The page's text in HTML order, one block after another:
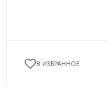
В ИЗБРАННОЕ